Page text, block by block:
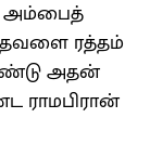
அம்பைத்
தவளை ரத்தம்
அதன்
ராமபிரான்